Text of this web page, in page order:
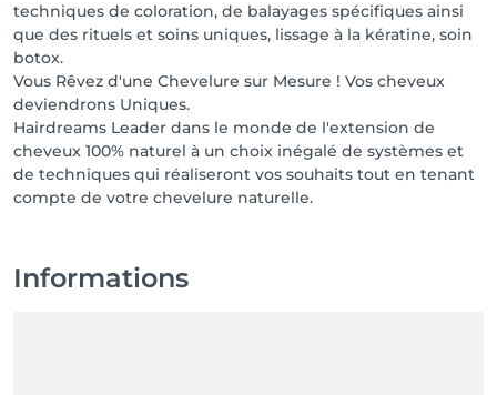
techniques de coloration, de balayages spécifiques ainsi
que des rituels et soins uniques, lissage à la kératine, soin
botox.
Vous Rêvez d'une Chevelure sur Mesure ! Vos cheveux
deviendrons Uniques.
Hairdreams Leader dans le monde de l'extension de
cheveux 100% naturel à un choix inégalé de systèmes et
de techniques qui réaliseront vos souhaits tout en tenant
Informations